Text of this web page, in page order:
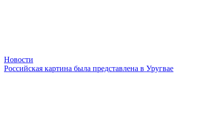
Новости
Российская картина была представлена в Уругвае